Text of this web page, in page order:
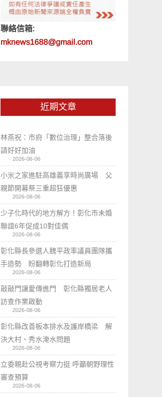
聯絡信箱:
mknews1688@gmail.com
近期文章
林燕祝：市府「數位治理」整合落後
請好好加油
2026-08-06
小米之家進駐高雄義享時尚廣場 父
親節開幕祭三重超狂優惠
2026-08-06
少子化時代的地方解方！彰化市未婚
聯誼6年促成10對佳偶
2026-08-06
彰化縣長參選人魏平政率議員團隊攜
手造勢 盼翻轉彰化打造新局
2026-08-06
敲敲門讓愛傳進門 彰化縣獨居老人
訪查作業啟動
2026-08-06
彰化縣改善板本排水及護岸橋梁 解
決大村、秀水淹水問題
2026-08-06
立委親赴公視考察力挺 呼籲朝野理性
審查預算
2026-08-06